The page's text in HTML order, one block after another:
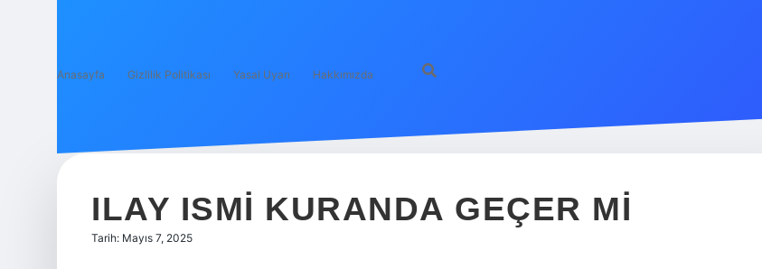
Anasayfa Gizlilik Politikası Yasal Uyarı Hakkımızda
ILAY ISMI KURANDA GEÇER MI
Tarih: Mayıs 7, 2025